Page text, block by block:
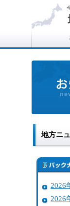
地方ニ
2026
2026